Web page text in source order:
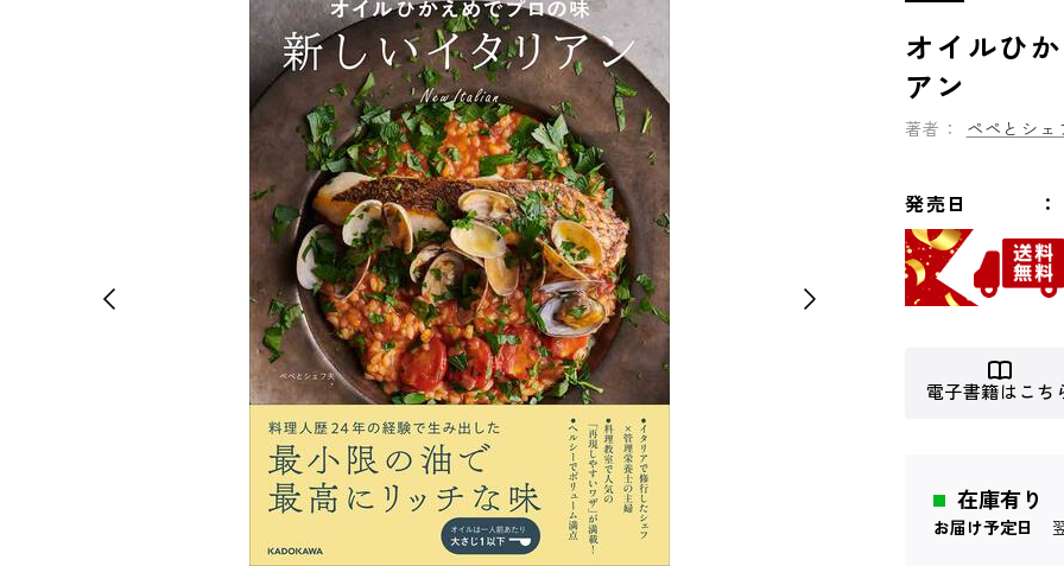
オイルひ
アン
著者： ペペとシェ
発売日
電子書籍はこち
在庫有り
お届け予定日